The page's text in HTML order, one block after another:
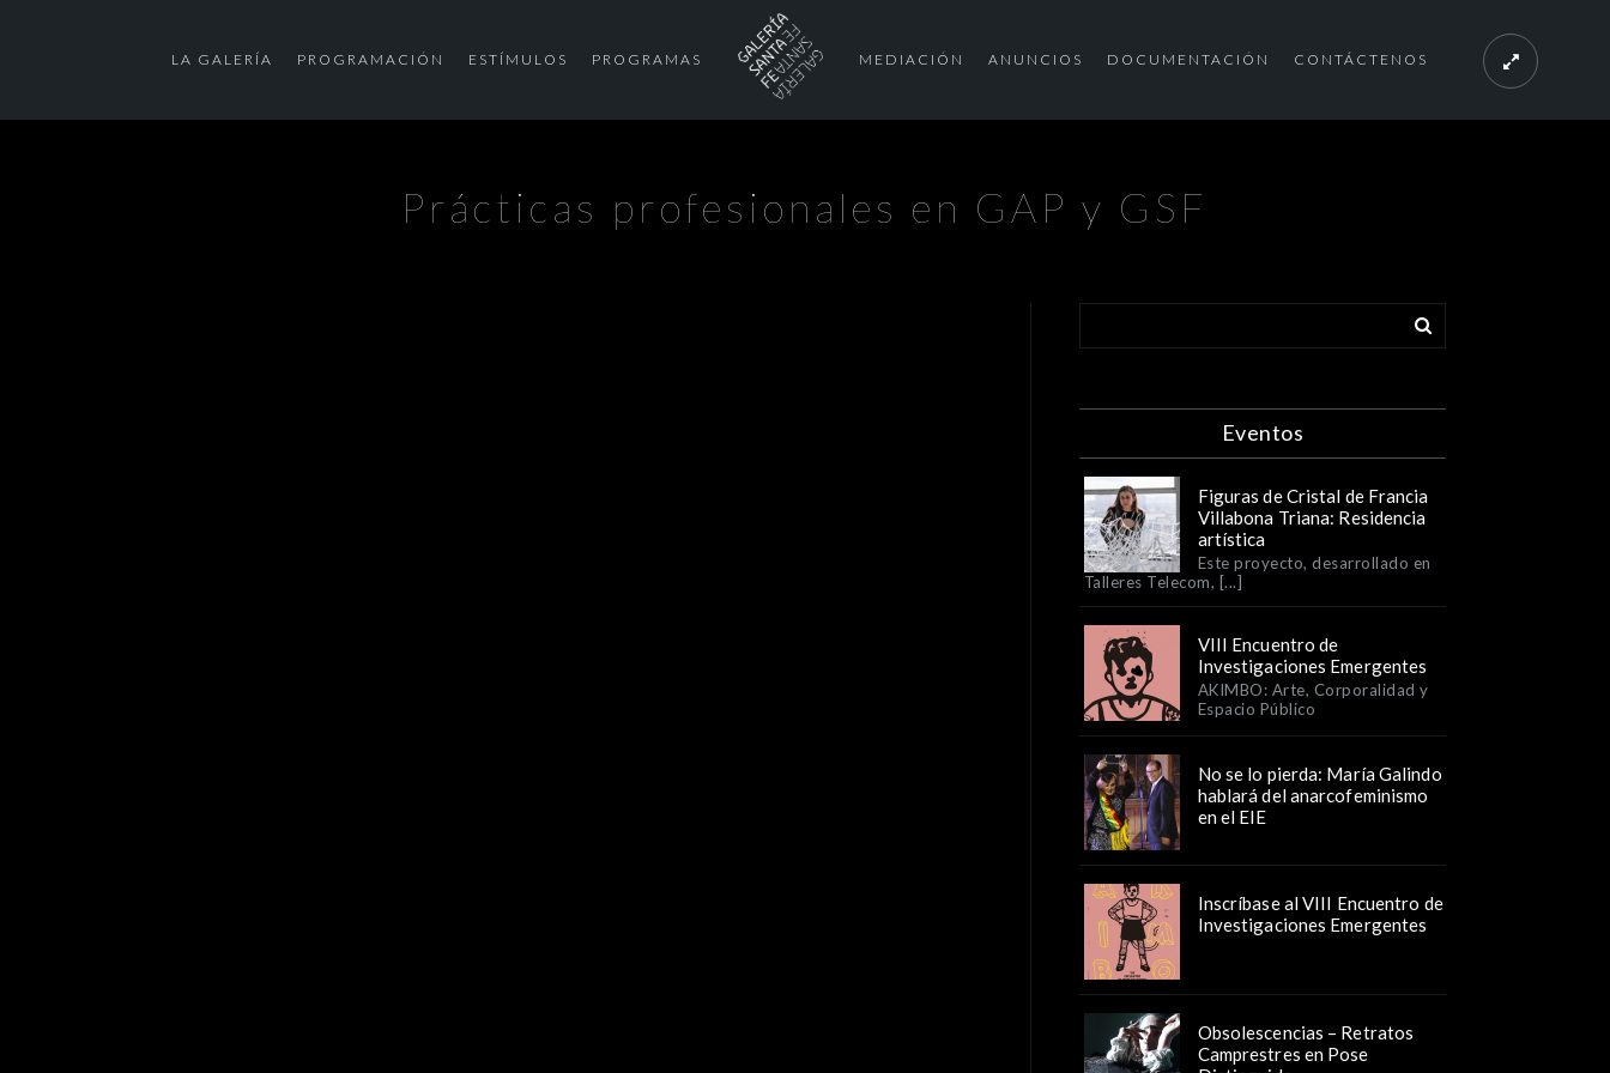
LA GALERÍA PROGRAMACIÓN ESTÍMULOS PROGRAMAS MEDIACIÓN ANUNCIOS DOCUMENTACIÓN CONTÁCTENOS
Prácticas profesionales en GAP y GSF
Eventos
Figuras de Cristal de Francia
Villabona Triana: Residencia
artística
Este proyecto, desarrollado en
Talleres Telecom, [...]
VIII Encuentro de
Investigaciones Emergentes
AKIMBO: Arte, Corporalidad y
Espacio Público
No se lo pierda: María Galindo
hablará del anarcofeminismo
en el EIE
Inscríbase al VIII Encuentro de
Investigaciones Emergentes
Obsolescencias – Retratos
Camprestres en Pose